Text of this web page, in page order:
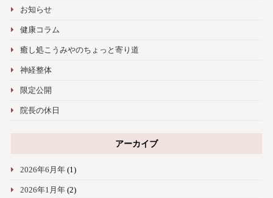
お知らせ
健康コラム
癒し処こうみやのちょっと寄り道
神経整体
限定公開
院長の休日
アーカイブ
2026年6月年(1)
2026年1月年(2)